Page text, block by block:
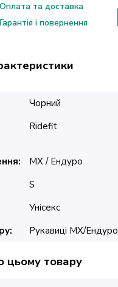
Оплата та доставка
Гарантія і повернення
Чорний
Ridefit
MX / Ендуро
S
Унісекс
Рукавиці MX/Ендуро
цьому товару